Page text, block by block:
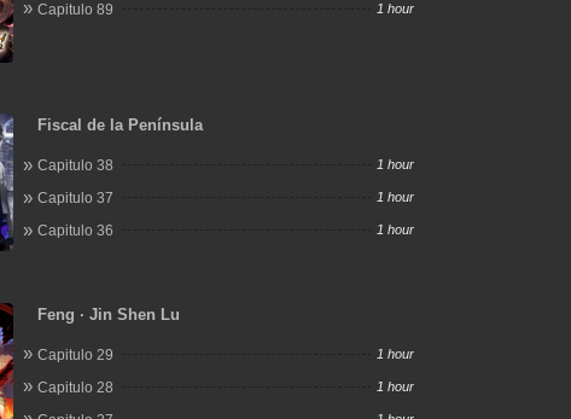
Capitulo 89 1 hour
Fiscal de la Península
Capitulo 38 1 hour
Capitulo 37 1 hour
Capitulo 36 1 hour
Feng · Jin Shen Lu
Capitulo 29 1 hour
Capitulo 28 1 hour